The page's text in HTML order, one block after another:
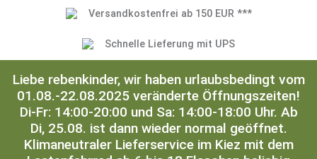
Versandkostenfrei ab 150 EUR ***
Schnelle Lieferung mit UPS
Liebe rebenkinder, wir haben urlaubsbedingt vom
01.08.-22.08.2025 veränderte Öffnungszeiten!
Di-Fr: 14:00-20:00 und Sa: 14:00-18:00 Uhr. Ab
Di, 25.08. ist dann wieder normal geöffnet.
Klimaneutraler Lieferservice im Kiez mit dem